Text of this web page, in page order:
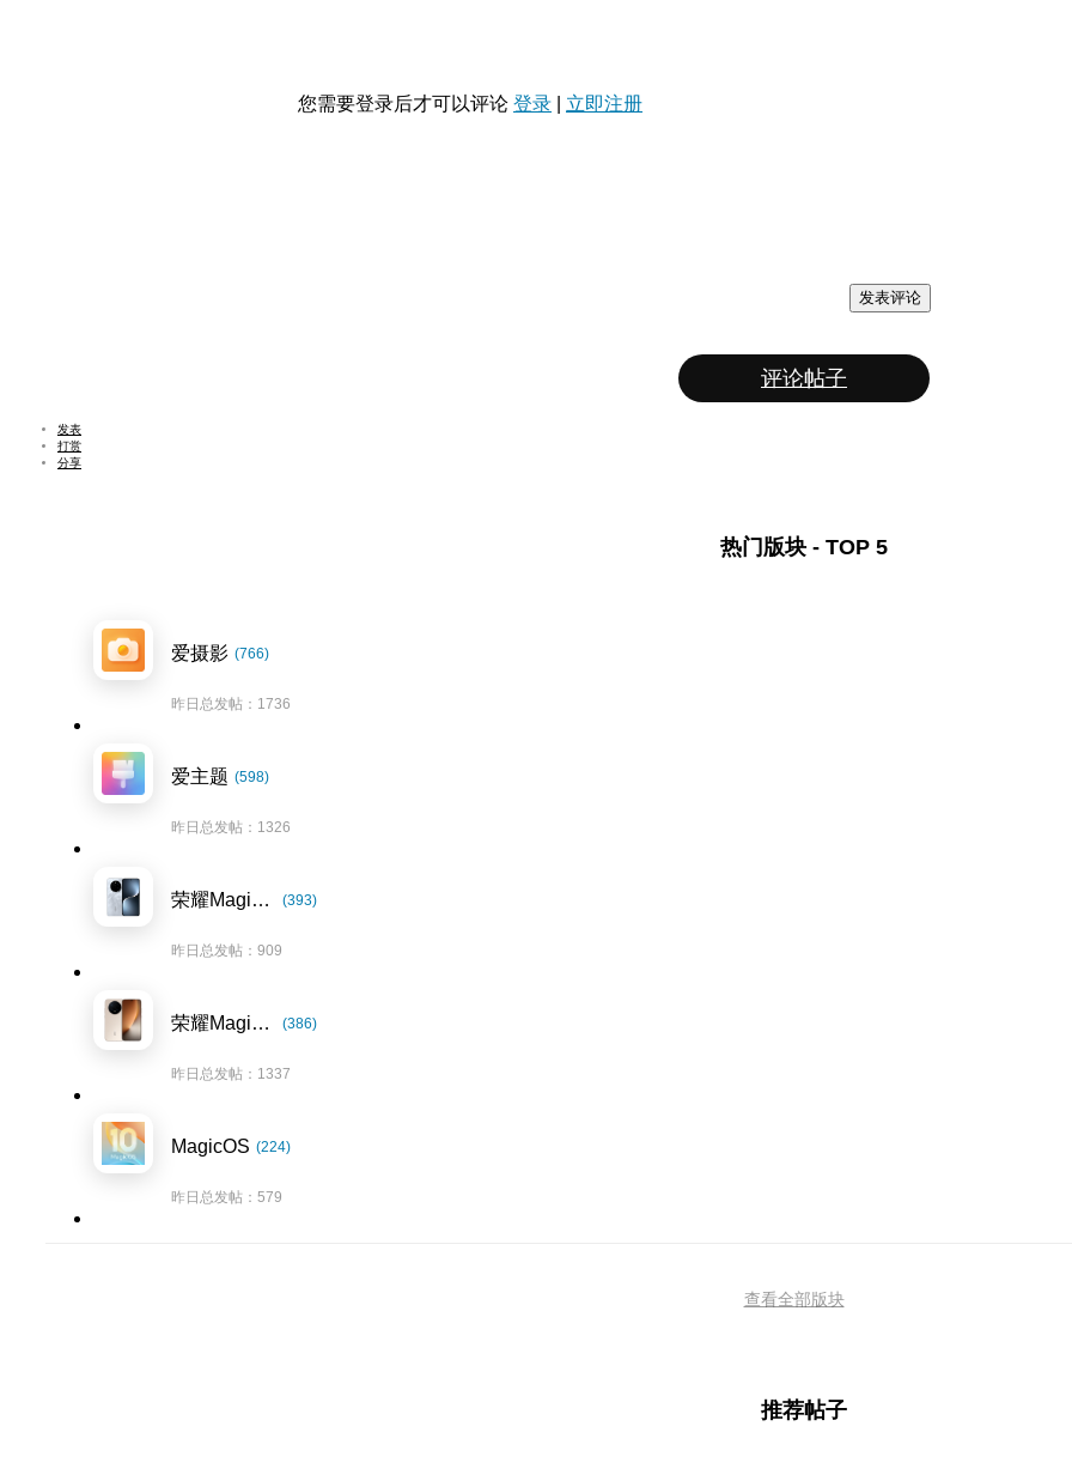
您需要登录后才可以评论 登录 立即注册
发表评论
评论帖子
发表
打赏
分享
热门版块 - TOP 5
爱摄影 (766)
昨日总发帖：1736
爱主题 (598)
昨日总发帖：1326
荣耀Magic7系列 (393)
昨日总发帖：909
荣耀Magic8系列 (386)
昨日总发帖：1337
MagicOS (224)
昨日总发帖：579
查看全部版块
推荐帖子